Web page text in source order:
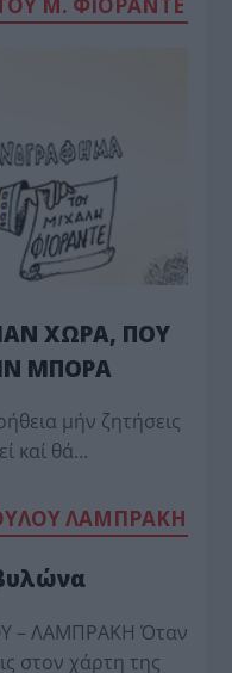
ΧΩΡΑ, ΠΟΥ
ΜΠΟΡΑ
μήν ζητήσεις
καί θά…
ΛΑΜΠΡΑΚΗ
– ΛΑΜΠΡΑΚΗ Όταν
στον χάρτη της